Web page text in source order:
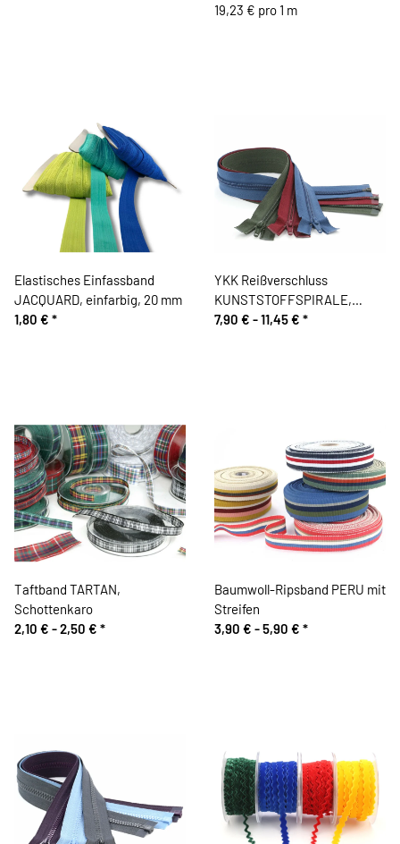
19,23 € pro 1 m
Elastisches Einfassband
JACQUARD, einfarbig, 20 mm
1,80 € *
YKK Reißverschluss
KUNSTSTOFFSPIRALE,
teilbar
7,90 € -11,45 € *
Taftband TARTAN,
Schottenkaro
2,10 € -2,50 € *
Baumwoll-Ripsband PERU mit
Streifen
3,90 € -5,90 € *